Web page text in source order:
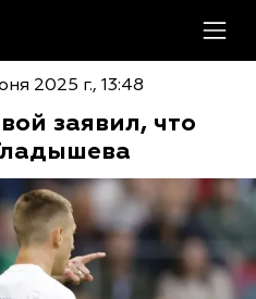
2025 г., 13:48
заявил, что